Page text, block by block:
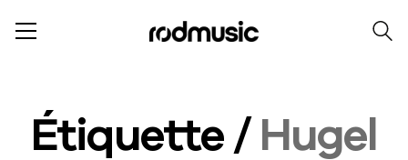
Étiquette / Hugel